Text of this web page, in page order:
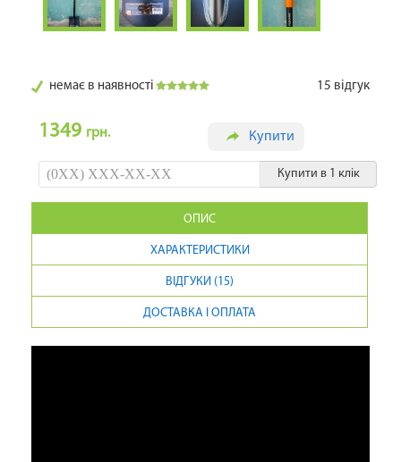
немає в наявності 15 відгук
1349 грн. Купити
Купити в 1 клік
ОПИС
ХАРАКТЕРИСТИКИ
ВІДГУКИ (15)
ДОСТАВКА І ОПЛАТА